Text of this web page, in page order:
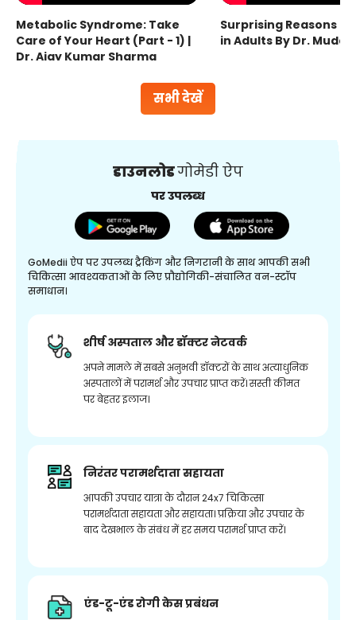
सभी देखें
Metabolic Syndrome: Take
Care of Your Heart (Part - 1) |
Dr. Ajay Kumar Sharma
Surprising Reasons
in Adults By Dr.
डाउनलोडगोमेडी ऐप
पर उपलब्ध
GoMedii ऐप पर उपलब्ध ट्रैकिंग और निगरानी के साथ आपकी सभी
चिकित्सा आवश्यकताओं के लिए प्रौद्योगिकी-संचालित वन-स्टॉप
समाधान।
शीर्ष अस्पताल और डॉक्टर नेटवर्क
अपने मामले में सबसे अनुभवी डॉक्टरों के साथ अत्याधुनिक
अस्पतालों में परामर्श और उपचार प्राप्त करें। सस्ती कीमत
पर बेहतर इलाज।
निरंतर परामर्शदाता सहायता
आपकी उपचार यात्रा के दौरान 24x7 चिकित्सा
परामर्शदाता सहायता और सहायता। प्रक्रिया और उपचार के
बाद देखभाल के संबंध में हर समय परामर्श प्राप्त करें।
एंड-टू-एंड रोगी केस प्रबंधन